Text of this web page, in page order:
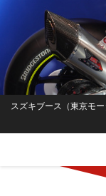
スズキブース（東京モ